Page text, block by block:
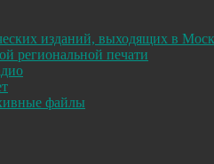
изданий, выходящих в
региональной печати
файлы